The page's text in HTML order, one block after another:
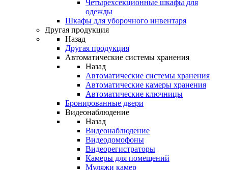
Четырехсекционные шкафы для
одежды
Шкафы для уборочного инвентаря
Другая продукция
Назад
Другая продукция
Автоматические системы хранения
Назад
Автоматические системы хранения
Автоматические камеры хранения
Автоматические ключницы
Бронированные двери
Видеонаблюдение
Назад
Видеонаблюдение
Видеодомофоны
Видеорегистраторы
Камеры для помещений
Муляжи камер